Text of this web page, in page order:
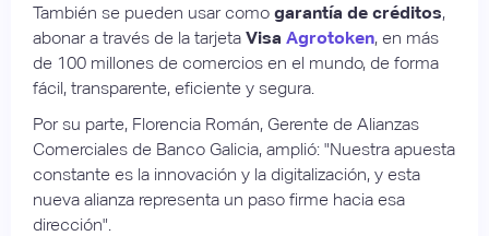
También se pueden usar como garantía de créditos,
abonar a través de la tarjeta Visa Agrotoken, en más
de 100 millones de comercios en el mundo, de forma
fácil, transparente, eficiente y segura.
Por su parte, Florencia Román, Gerente de Alianzas
Comerciales de Banco Galicia, amplió: "Nuestra apuesta
constante es la innovación y la digitalización, y esta
nueva alianza representa un paso firme hacia esa
dirección".